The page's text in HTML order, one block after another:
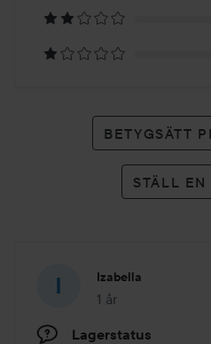
betyg
BETYGSÄTT
STÄLL EN
Izabella
1 år
Inlägget skapades
Lagerstatus